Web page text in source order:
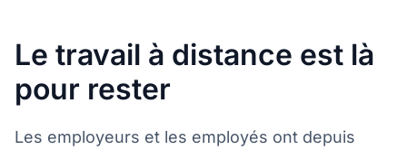
Le travail à distance est là
pour rester
Les employeurs et les employés ont depuis